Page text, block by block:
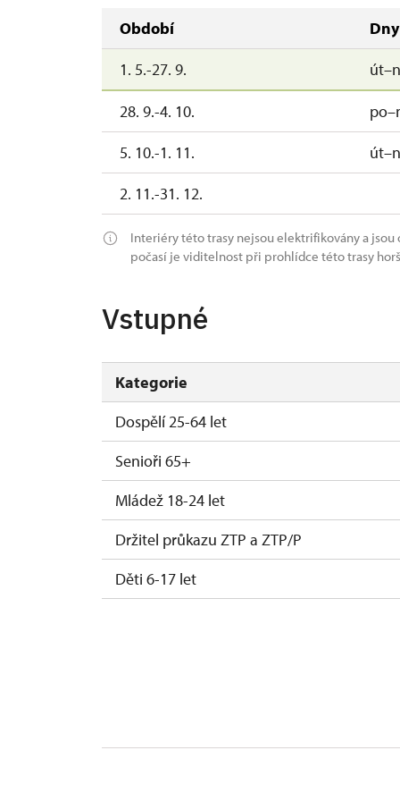
Období Dny
1. 5.-27. 9.
28. 9.-4. 10.
5. 10.-1. 11.
2. 11.-31. 12.
Interiéry této trasy nejsou elektrifikovány a
počasí je viditelnost při prohlídce této trasy
Vstupné
Kategorie
Dospělí 25-64 let
Senioři 65+
Mládež 18-24 let
Držitel průkazu ZTP a ZTP/P
Děti 6-17 let